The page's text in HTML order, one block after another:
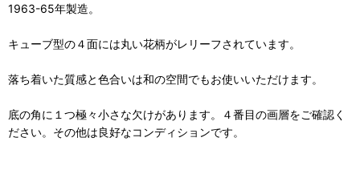
1963-65年製造。
キューブ型の４面には丸い花柄がレリーフされています。
落ち着いた質感と色合いは和の空間でもお使いいただけます。
底の角に１つ極々小さな欠けがあります。４番目の画層をご確認く
ださい。その他は良好なコンディションです。